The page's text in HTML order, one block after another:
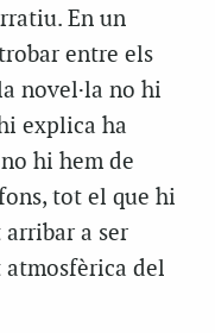
En un
entre els
novel·la no hi
explica ha
hi hem de
tot el que hi
arribar a ser
del